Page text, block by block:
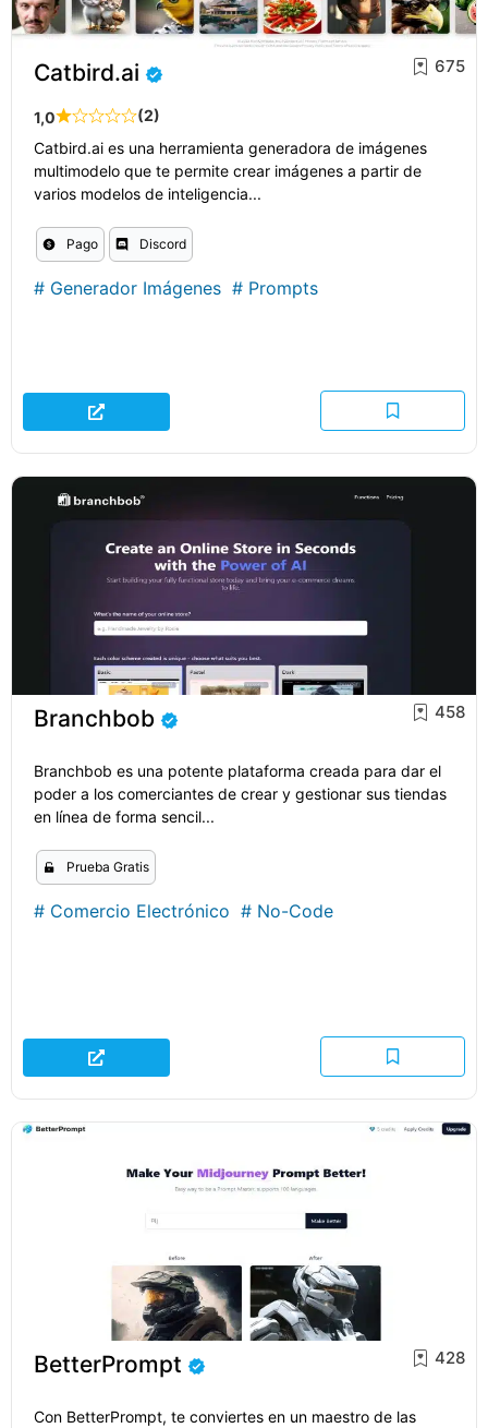
Catbird.ai
1,0 (2)
675
Catbird.ai es una herramienta generadora de imágenes
multimodelo que te permite crear imágenes a partir de
varios modelos de inteligencia...
Pago Discord
# Generador Imágenes # Prompts
Branchbob 458
Branchbob es una potente plataforma creada para dar el
poder a los comerciantes de crear y gestionar sus tiendas
en línea de forma sencil...
Prueba Gratis
# Comercio Electrónico # No-Code
BetterPrompt 428
Con BetterPrompt, te conviertes en un maestro de las